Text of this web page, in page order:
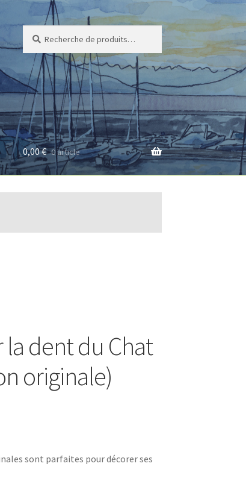
pour :
0,00€ 0 article
la dent du Chat
originale)
sont parfaites pour décorer ses